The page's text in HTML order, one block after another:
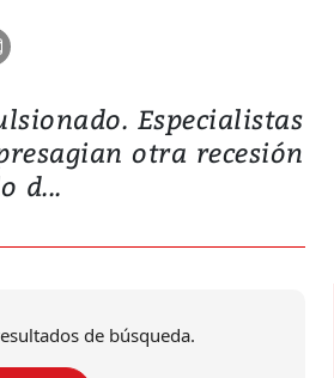
Especialistas
otra recesión
d...
de búsqueda.